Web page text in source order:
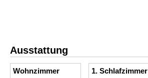
Ausstattung
Wohnzimmer
1. Schlafzimmer